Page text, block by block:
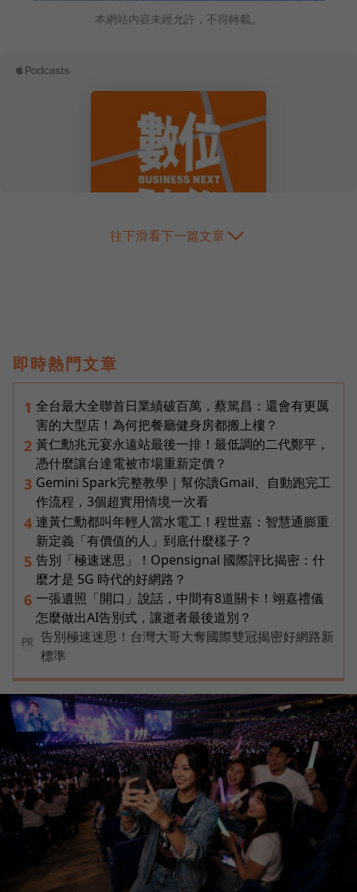
本網站內容未經允許，不得轉載。
往下滑看下一篇文章
即時熱門文章
1 全台最大全聯首日業績破百萬，蔡篤昌：還會有更厲
害的大型店！為何把餐廳健身房都搬上樓？
2 黃仁勳兆元宴永遠站最後一排！最低調的二代鄭平，
憑什麼讓台達電被市場重新定價？
3 Gemini Spark完整教學｜幫你讀Gmail、自動跑完工
作流程，3個超實用情境一次看
4 連黃仁勳都叫年輕人當水電工！程世嘉：智慧通膨重
新定義「有價值的人」到底什麼樣子？
5 告別「極速迷思」！Opensignal 國際評比揭密：什
麼才是 5G 時代的好網路？
6 一張遺照「開口」說話，中間有8道關卡！翊嘉禮儀
怎麼做出AI告別式，讓逝者最後道別？
PR
告別極速迷思！台灣大哥大奪國際雙冠揭密好網路新
標準